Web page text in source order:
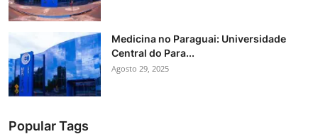
Medicina no Paraguai: Universidade
Central do Para...
Agosto 29, 2025
Popular Tags